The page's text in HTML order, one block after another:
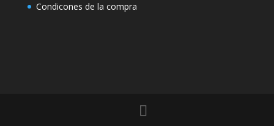
Condicones de la compra